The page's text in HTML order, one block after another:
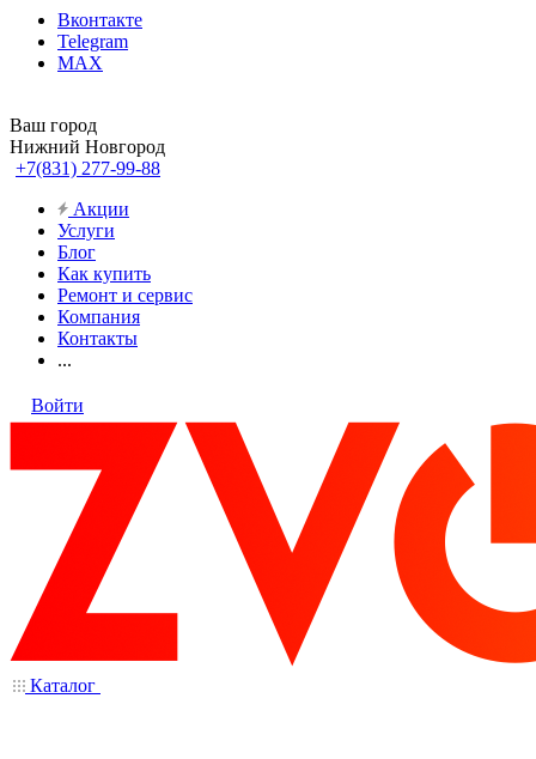
Вконтакте
Telegram
MAX
Ваш город
Нижний Новгород
+7(831) 277-99-88
Акции
Услуги
Блог
Как купить
Ремонт и сервис
Компания
Контакты
...
Войти
Каталог